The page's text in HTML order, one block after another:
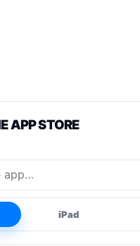
APP STORE
iPad